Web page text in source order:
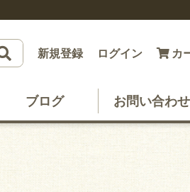
カ
ログイン
新規登録
ブログ お問い合わせ